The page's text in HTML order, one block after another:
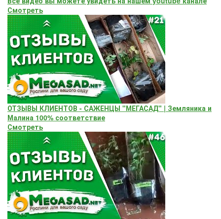
Смотреть
ОТЗЫВЫ КЛИЕНТОВ - САЖЕНЦЫ "МЕГАСАД" | Земляника и
Малина 100% соответствие
Смотреть